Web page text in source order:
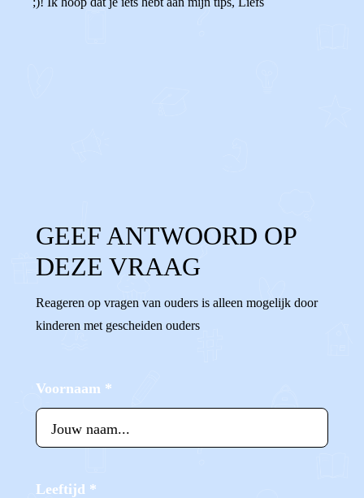
GEEF ANTWOORD OP
DEZE VRAAG
Reageren op vragen van ouders is alleen mogelijk door
kinderen met gescheiden ouders
Voornaam *
Leeftijd *